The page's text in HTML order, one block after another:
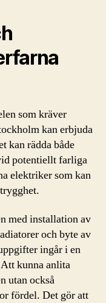
som kräver
kan erbjuda
kan rädda både
potentiellt farliga
elektriker som kan
med installation av
och byte av
ingår i en
kunna anlita
utan också
fördel. Det gör att